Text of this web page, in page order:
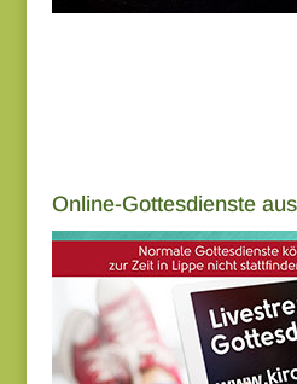
Online-Gottesdienste